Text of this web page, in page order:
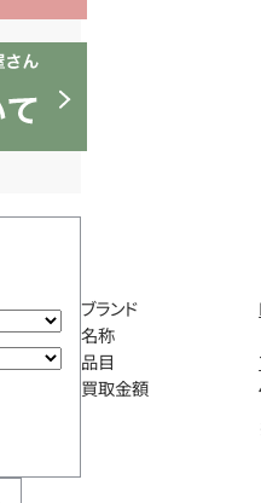
ブランド
名称
品目
買取金額